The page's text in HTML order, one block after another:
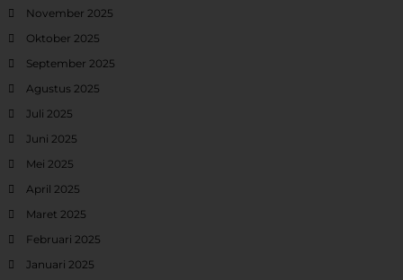
November 2025
Oktober 2025
September 2025
Agustus 2025
Juli 2025
Juni 2025
Mei 2025
April 2025
Maret 2025
Februari 2025
Januari 2025